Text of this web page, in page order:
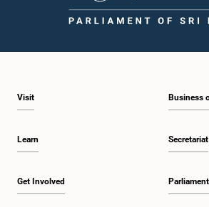
Visit
Learn
Get Involved
Business
Secretariat